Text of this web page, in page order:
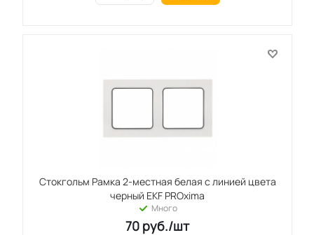
Стокгольм Рамка 2-местная белая с линией цвета
черный EKF PROxima
Много
70 руб./шт